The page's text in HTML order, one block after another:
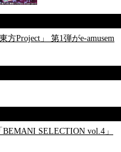
方Project」 第1弾がe-amusem
SELECTION vol.4」